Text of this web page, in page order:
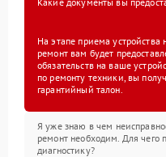
На этапе приема
ремонт вам будет
обязательств на ваше
по ремонту техники, вы
гарантийный талон.
Я уже знаю в чем
ремонт необходим. Для чего
диагностику?